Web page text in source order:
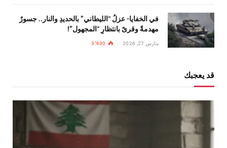
في الخفايا- عزلُ “الليطاني” بالحديدِ والنار.. جسورٌ
مهدمةٌ وقرىً بانتظارِ “المجهول”!
مارس 27, 2026 3٬630
قد يعجبك